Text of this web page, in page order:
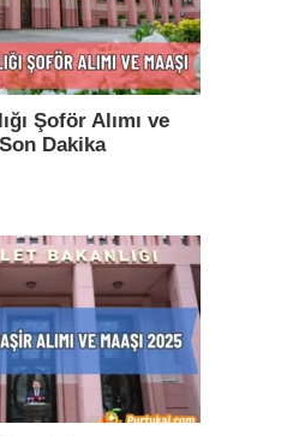
Şoför Alımı ve
Dakika